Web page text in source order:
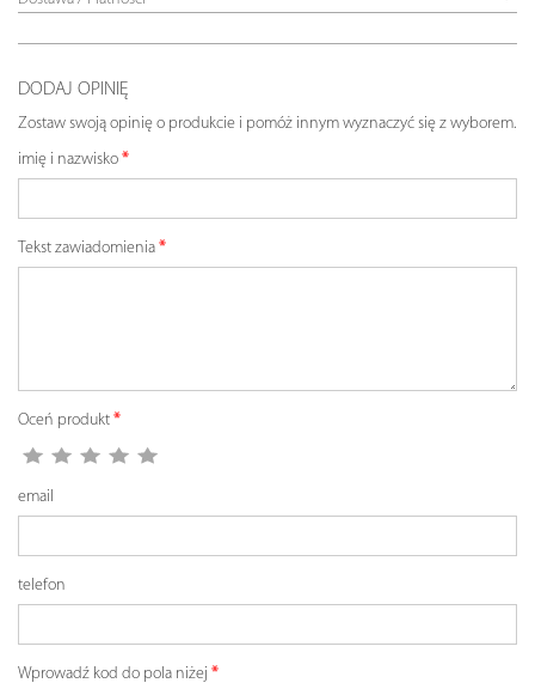
DODAJ OPINIĘ
Zostaw swoją opinię o produkcie i pomóż innym wyznaczyć się z wyborem.
imię i nazwisko
Tekst zawiadomienia
Oceń produkt
email
telefon
Wprowadź kod do pola niżej